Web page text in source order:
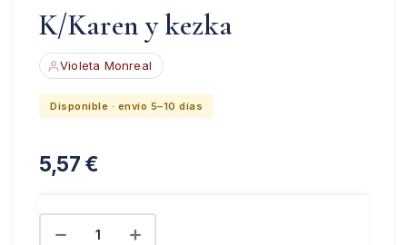
K/Karen y kezka
Violeta Monreal
Disponible · envío 5–10 días
5,57 €